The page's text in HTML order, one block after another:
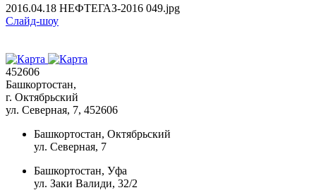
2016.04.18 НЕФТЕГАЗ-2016 049.jpg
Слайд-шоу
452606
Башкортостан,
г. Октябрьский
ул. Северная, 7, 452606
Башкортостан, Октябрьский
ул. Северная, 7
Башкортостан, Уфа
ул. Заки Валиди, 32/2